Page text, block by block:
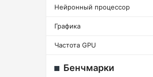
Нейронный процессор
Графика
Частота GPU
Бенчмарки